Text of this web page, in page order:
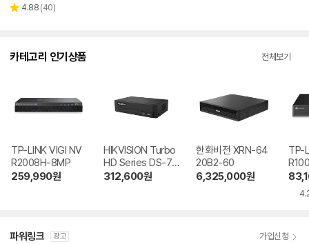
별 4.88 리
(40)
카테고리 인기상품 전체보기
TP-LINK VIGI NV
R2008H-8MP
259,990원
HIKVISION Turbo
HD Series DS-72
04H Mini SSD ST
312,600원
한화비전 XRN-64
20B2-60
6,325,000원
TP-
파워링크 광고 가입신청